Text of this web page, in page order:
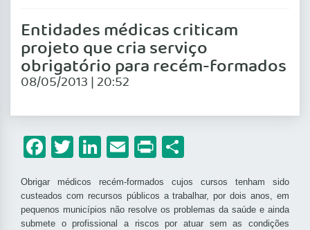
Entidades médicas criticam
projeto que cria serviço
obrigatório para recém-formados
08/05/2013 | 20:52
Facebook
Twitter
LinkedIn
Email
Print
Obrigar médicos recém-formados cujos cursos tenham sido
custeados com recursos públicos a trabalhar, por dois anos, em
pequenos municípios não resolve os problemas da saúde e ainda
submete o profissional a riscos por atuar sem as condições